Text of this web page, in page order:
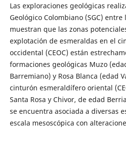
Las exploraciones geológicas
Geológico Colombiano (SGC) entre
muestran que las zonas
explotación de esmeraldas en el
occidental (CEOC) están
formaciones geológicas Muzo
Barremiano) y Rosa Blanca (edad
cinturón esmeraldífero oriental
Santa Rosa y Chivor, de edad
se encuentra asociada a diversas
escala mesoscópica con